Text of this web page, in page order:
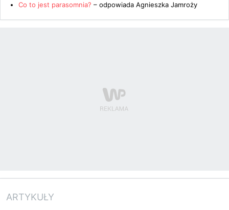
Co to jest parasomnia? – odpowiada Agnieszka Jamroży
ARTYKUŁY